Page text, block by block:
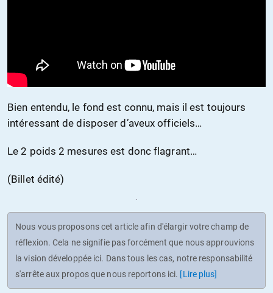
Bien entendu, le fond est connu, mais il est toujours
intéressant de disposer d’aveux officiels…
Le 2 poids 2 mesures est donc flagrant…
(Billet édité)
Nous vous proposons cet article afin d'élargir votre champ de
réflexion. Cela ne signifie pas forcément que nous approuvions
la vision développée ici. Dans tous les cas, notre responsabilité
s'arrête aux propos que nous reportons ici. [Lire plus]